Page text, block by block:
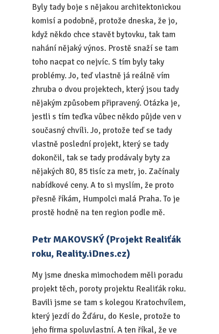
Byly tady boje s nějakou architektonickou
komisí a podobně, protože dneska, že jo,
když někdo chce stavět bytovku, tak tam
nahání nějaký výnos. Prostě snaží se tam
toho nacpat co nejvíc. S tím byly taky
problémy. Jo, teď vlastně já reálně vím
zhruba o dvou projektech, který jsou tady
nějakým způsobem připravený. Otázka je,
jestli s tím teďka vůbec někdo půjde ven v
současný chvíli. Jo, protože teď se tady
vlastně poslední projekt, který se tady
dokončil, tak se tady prodávaly byty za
nějakých 80, 85 tisíc za metr, jo. Začínaly
nabídkové ceny. A to si myslím, že proto
přesně říkám, Humpolci malá Praha. To je
prostě hodně na ten region podle mě.
Petr MAKOVSKÝ (Projekt Realiťák
roku, Reality.iDnes.cz)
My jsme dneska mimochodem měli poradu
projekt těch, poroty projektu Realiťák roku.
Bavili jsme se tam s kolegou Kratochvílem,
který jezdí do Žďáru, do Kesle, protože to
jeho firma spoluvlastní. A ten říkal, že ve